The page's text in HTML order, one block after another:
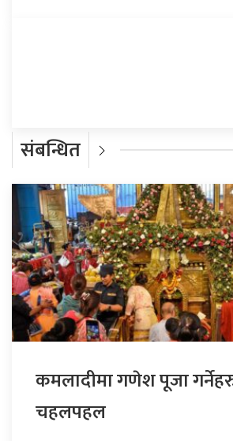
संबन्धित
कमलादीमा गणेश पूजा
चहलपहल